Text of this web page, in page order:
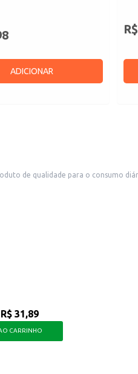
ADICIONAR
de qualidade para o consumo
R$ 31,89
CARRINHO